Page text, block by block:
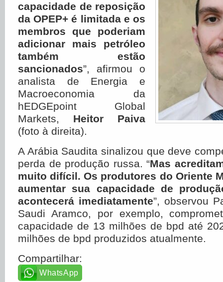
capacidade de reposição
da OPEP+ é limitada e os
membros que poderiam
adicionar mais petróleo
também estão
sancionados”, afirmou o
analista de Energia e
Macroeconomia da
hEDGEpoint Global
Markets, Heitor Paiva
(foto à direita).
A Arábia Saudita sinalizou que deve
perda de produção russa. “Mas
muito difícil. Os produtores do Oriente
aumentar sua capacidade de
acontecerá imediatamente”, observou
Saudi Aramco, por exemplo,
capacidade de 13 milhões de bpd até
milhões de bpd produzidos atualmente.
Compartilhar:
WhatsApp